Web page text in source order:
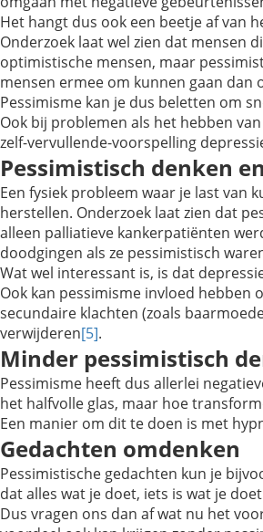
Het hangt dus ook een beetje af van
Onderzoek laat wel zien dat mensen
optimistische mensen, maar
mensen ermee om kunnen gaan dan
Pessimisme kan je dus beletten om
Ook bij problemen als het hebben
zelf-vervullende-voorspelling
Pessimistisch denken
Een fysiek probleem waar je last van
herstellen. Onderzoek laat zien dat
alleen palliatieve kankerpatiënten
doodgingen als ze pessimistisch
Wat wel interessant is, is dat
Ook kan pessimisme invloed hebben
secundaire klachten (zoals
verwijderen[5].
Minder pessimistisch
Pessimisme heeft dus allerlei
het halfvolle glas, maar hoe
Een manier om dit te doen is met
Gedachten omdenken
Pessimistische gedachten kun je
dat alles wat je doet, iets is wat je
Dus vragen ons dan af wat nu het